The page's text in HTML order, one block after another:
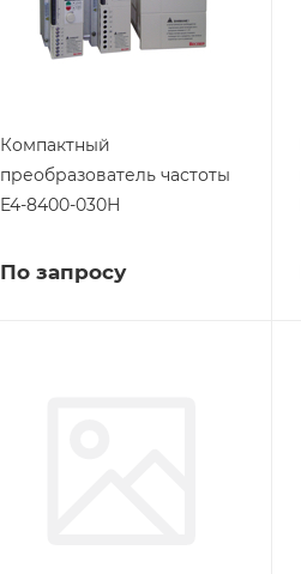
Компактный
преобразователь частоты
E4-8400-030Н
По запросу